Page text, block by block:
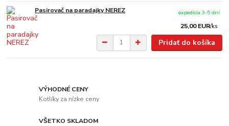
Pasirovač na paradajky NEREZ
25,00 EUR/ks
expedícia 3-5 dní
Pridať do košíka
VÝHODNÉ CENY
Kotlíky za nízke ceny
VŠETKO SKLADOM